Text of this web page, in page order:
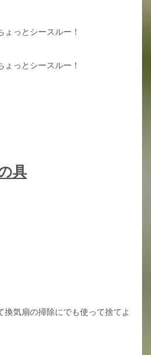
ょっとシースルー！
ょっとシースルー！
具
換気扇の掃除にでも使って捨てよ